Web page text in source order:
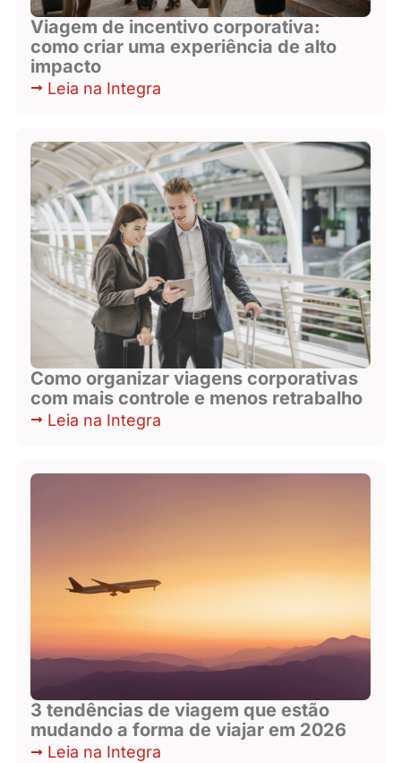
Viagem de incentivo corporativa:
como criar uma experiência de alto
impacto
Leia na Integra
Como organizar viagens corporativas
com mais controle e menos retrabalho
Leia na Integra
3 tendências de viagem que estão
mudando a forma de viajar em 2026
Leia na Integra